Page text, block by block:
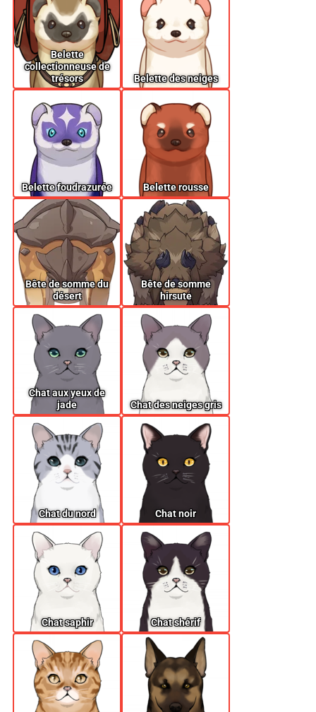
Belette
collectionneuse de
trésors
Belette des neiges
Belette foudrazurée Belette rousse
Bête de somme du
désert
Bête de somme
hirsute
Chat aux yeux de
jade
Chat des neiges gris
Chat du nord Chat noir
Chat saphir Chat shérif